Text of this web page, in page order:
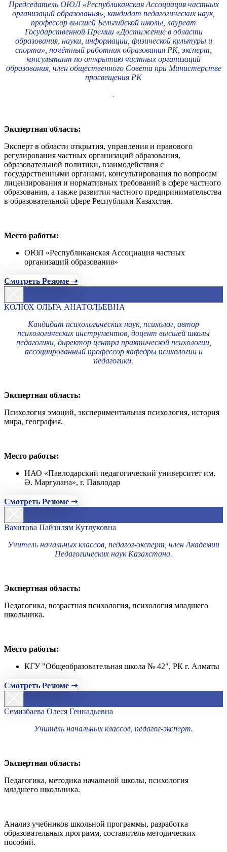
Председатель ОЮЛ «Республиканская Ассоциация частных
организаций образования», кандидат педагогических наук,
профессор высшей Бельгийской школы, лауреат
Государственной Премии «Достижение в области
образования, науки, информации, физической культуры и
спорта», почётный работник образования РК, эксперт,
консультант по открытию частных организаций
образования, член общественного Совета при Министерстве
просвещения РК
.
Экспертная область:
Эксперт в области открытия, управления и правового
регулирования частных организаций образования,
образовательной политики, взаимодействия с
государственными органами, консультирования по вопросам
лицензирования и нормативных требований в сфере частного
образования, а также развития частного предпринимательства
в образовательной сфере Республики Казахстан.
Место работы:
ОЮЛ «Республиканская Ассоциация частных
организаций образования»
Смотреть Резюме ➝
КОЛЮХ ОЛЬГА АНАТОЛЬЕВНА
Кандидат психологических наук, психолог, автор
психологических инструментов, доцент высшей школы
педагогики, директор центра практической психологии,
ассоциированный профессор кафедры психологии и
педагогики.
Экспертная область:
Психология эмоций, экспериментальная психология, история
мира, география.
Место работы:
НАО «Павлодарский педагогический университет им.
Ә. Марғулана», г. Павлодар
Смотреть Резюме ➝
Вахитова Пайзилям Кутлуковна
Учитель начальных классов, педагог-эксперт, член Академии
Педагогических наук Казахстана.
Экспертная область:
Педагогика, возрастная психология, психология младшего
школьника.
Место работы:
КГУ "Общеобразовательная школа № 42", РК г. Алматы
Смотреть Резюме ➝
Семизбаева Олеся Геннадьевна
Учитель начальных классов, педагог-эксперт.
Экспертная область:
Педагогика, методика начальной школы, психология
младшего школьника.
Анализ учебников школьной программы, разработка
образовательных программ, составитель методических
пособий.